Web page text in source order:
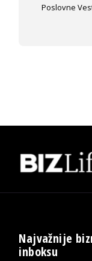
Poslovne
Najvažnije
inboksu